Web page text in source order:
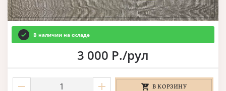
В наличии на складе
3 000 Р./рул
В КОРЗИНУ